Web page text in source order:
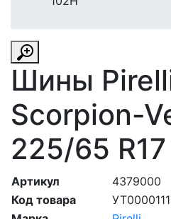
Шины
Scorpion-
225/65
Артикул
4379000
Код товара